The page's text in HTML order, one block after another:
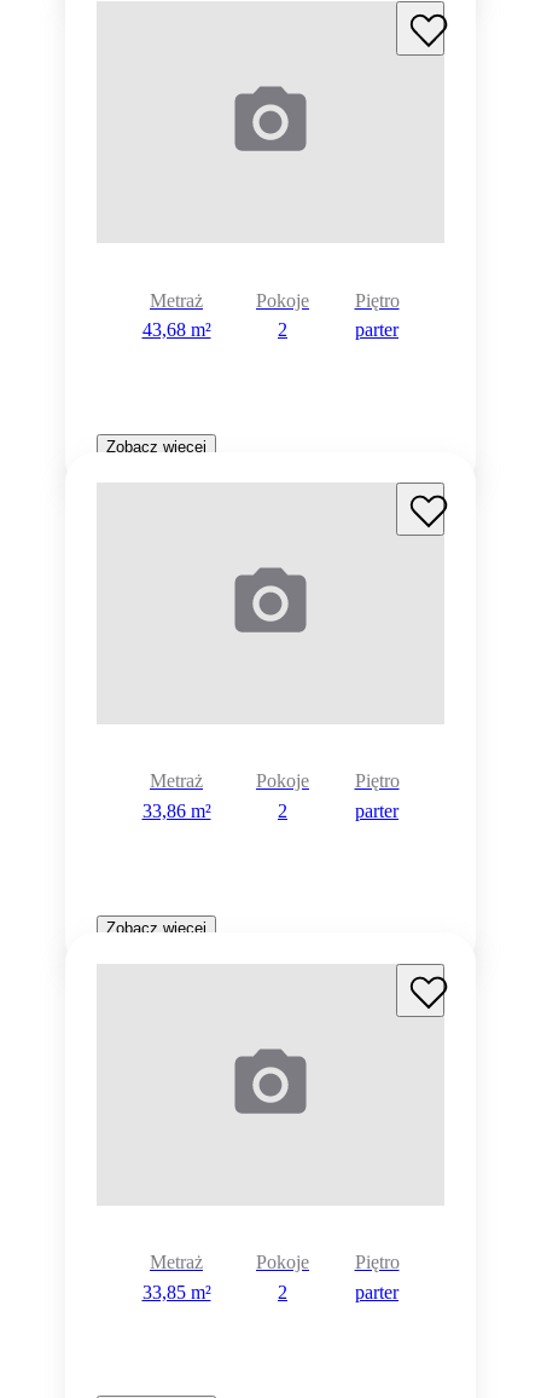
Metraż
43,68 m²
Pokoje
2
Piętro
parter
Zobacz więcej
Metraż
33,86 m²
Pokoje
2
Piętro
parter
Zobacz więcej
Metraż
33,85 m²
Pokoje
2
Piętro
parter